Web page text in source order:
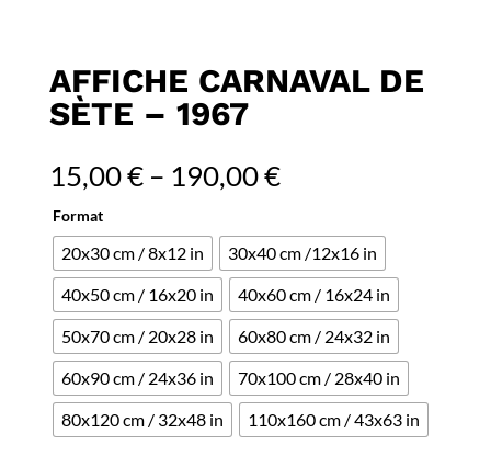
AFFICHE CARNAVAL DE
SÈTE – 1967
15,00€– 190,00€
Format
20x30 cm / 8x12 in
30x40 cm /12x16 in
40x50 cm / 16x20 in
40x60 cm / 16x24 in
50x70 cm / 20x28 in
60x80 cm / 24x32 in
60x90 cm / 24x36 in
70x100 cm / 28x40 in
80x120 cm / 32x48 in
110x160 cm / 43x63 in